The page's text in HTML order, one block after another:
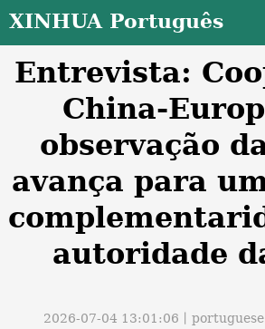
XINHUA Português
Entrevista:
China-
observação
avança para
autoridade
2026-07-04 13:01:06丨